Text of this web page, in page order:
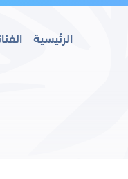
الرئيسية